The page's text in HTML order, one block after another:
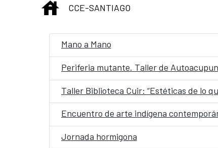
INICIO
CCE-SANTIAGO
Mano a Mano
Periferia mutante. Taller de
Taller Biblioteca Cuir: “Estéticas de lo
Encuentro de arte indígena
Jornada hormigona